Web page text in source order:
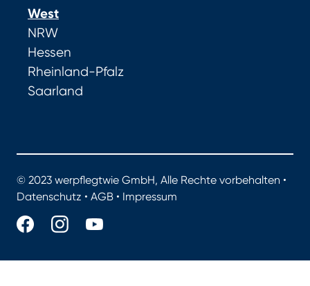
West
NRW
Hessen
Rheinland-Pfalz
Saarland
© 2023 werpflegtwie GmbH, Alle Rechte vorbehalten •
Datenschutz • AGB • Impressum